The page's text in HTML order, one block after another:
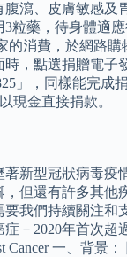
瀉、皮膚敏感及
粒藥，待身體適
的消費，於網路購
，點選捐贈電子
」，同樣能完成
現金直接捐款。
新型冠狀病毒疫
但還有許多其他
我們持續關注和
－2020年首次超
Cancer 一、背景